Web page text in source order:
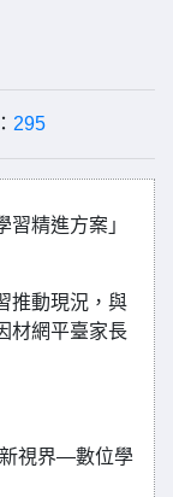
295
精進方案」
推動現況，與
材網平臺家長
視界—數位學